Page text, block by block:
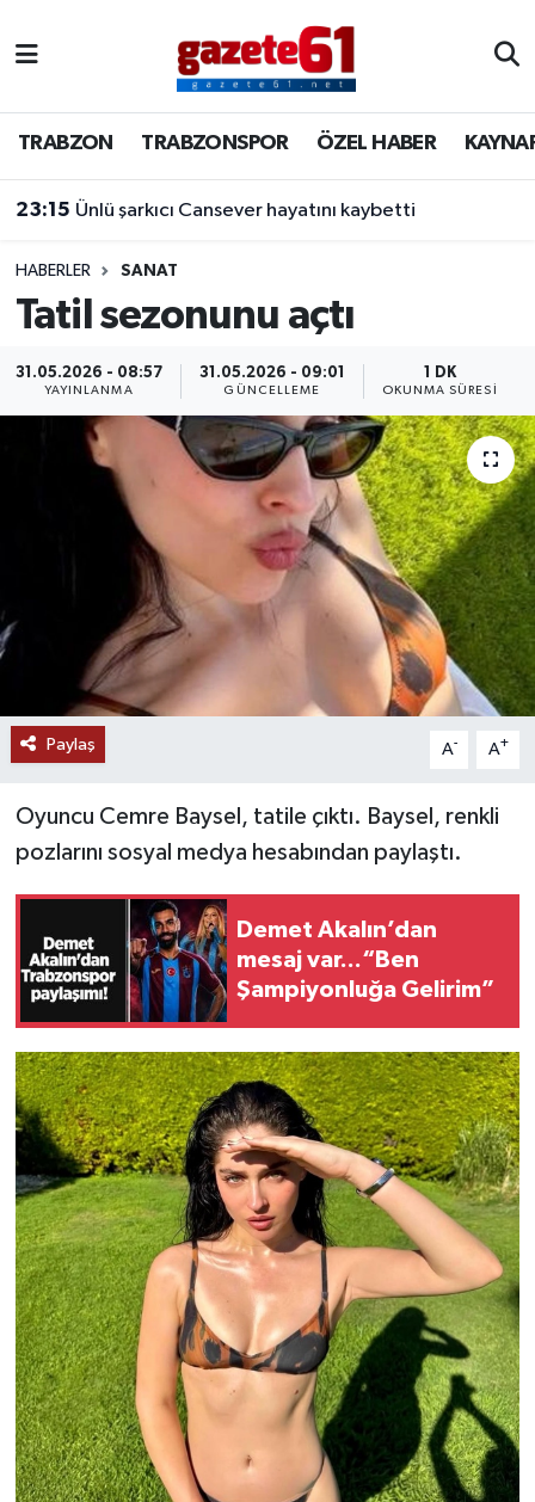
TRABZON TRABZONSPOR ÖZEL HABER
23:15 Ünlü şarkıcı Cansever hayatını kaybetti
HABERLER SANAT
Tatil sezonunu açtı
31.05.2026 - 08:57
YAYINLANMA
31.05.2026 - 09:01
GÜNCELLEME
1 DK
OKUNMA SÜRESI
Paylaş A- A+
Oyuncu Cemre Baysel, tatile çıktı. Baysel, renkli
pozlarını sosyal medya hesabından paylaştı​​​​​.
Demet Akalın’dan
mesaj var...“Ben
Şampiyonluğa Gelirim”
TRABZONSPOR
ÖZEL HABER
KAYNAR KAZAN
SİYASET
GÜNDEM
Trabzon Nöbetçi Eczaneler
Trabzon Hava Durumu
Trabzon Namaz Vakitleri
Trabzon Trafik Yoğunluk Haritası
Süper Lig Puan Durumu ve Fikstür
Tüm Manşetler
Son Dakika Haberleri
Haber Arşivi